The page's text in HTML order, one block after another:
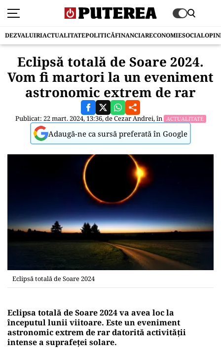
DEZVALUIRIACTUALITATEPOLITICĂFINANCIARECONOMIESOCIAL
Eclipsă totală de Soare 2024.
Vom fi martori la un eveniment
astronomic extrem de rar
Publicat: 22 mart. 2024, 13:36, deCezar Andrei, în ACTUALITATE
Adaugă-ne ca sursă preferată în Google
Eclipsă totală de Soare 2024
Eclipsa totală de Soare 2024 va avea loc la
începutul lunii viitoare. Este un eveniment
astronomic extrem de rar datorită activității
intense a suprafeței solare.